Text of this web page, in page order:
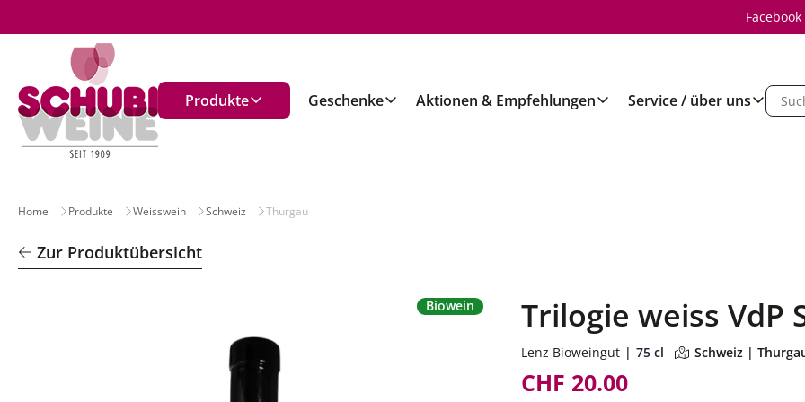
Facebook
Produkte Geschenke Aktionen & Empfehlungen Service / über uns
Home Produkte Weisswein Schweiz Thurgau
Zur Produktübersicht
Biowein Trilogie weiss VdP
Lenz Bioweingut 75 cl Schweiz |
CHF 20.00